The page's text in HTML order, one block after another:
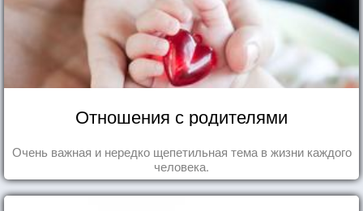
Отношения с родителями
Очень важная и нередко щепетильная тема в жизни каждого
человека.